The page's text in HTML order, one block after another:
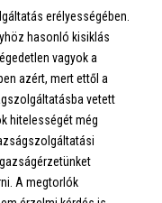
erélyességében.
hasonló kisiklás
vagyok a
azért, mert ettől a
vetett
hitelességét még
A megtorlók